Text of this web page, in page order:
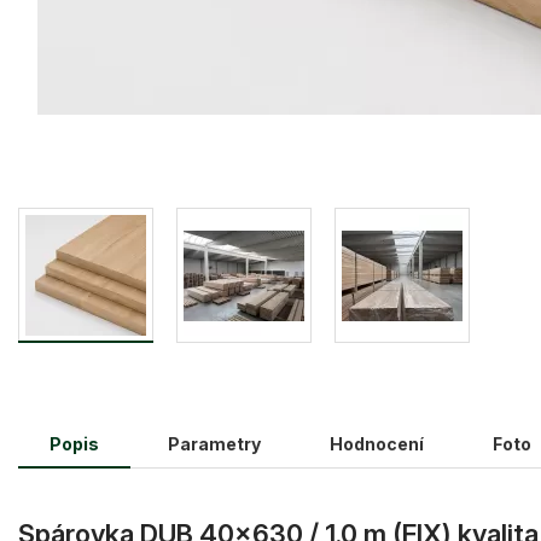
Popis Parametry Hodnocení Foto
Spárovka DUB 40×630 / 1.0 m (FIX)